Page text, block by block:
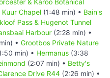
Kuur Chapel (1:48 min) • Bain's
Pass & Hugenot Tunnel
Harbour (2:28 min) •
• Grootbos Private Nature
min) • Hermanus (3:38
(2:07 min) • Betty's
Drive R44 (2:26 min) •